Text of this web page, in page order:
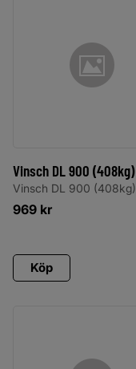
Vinsch DL 900 (408kg)
Vinsch DL 900 (408kg)
969 kr
Köp